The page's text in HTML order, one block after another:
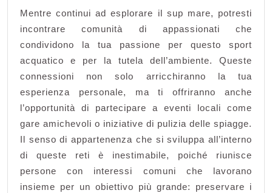
Mentre continui ad esplorare il sup mare, potresti
incontrare comunità di appassionati che
condividono la tua passione per questo sport
acquatico e per la tutela dell’ambiente. Queste
connessioni non solo arricchiranno la tua
esperienza personale, ma ti offriranno anche
l’opportunità di partecipare a eventi locali come
gare amichevoli o iniziative di pulizia delle spiagge.
Il senso di appartenenza che si sviluppa all’interno
di queste reti è inestimabile, poiché riunisce
persone con interessi comuni che lavorano
insieme per un obiettivo più grande: preservare i